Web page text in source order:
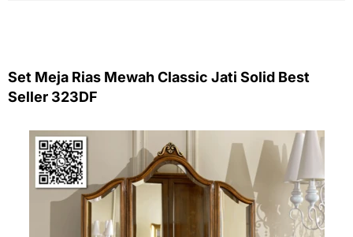
Set Meja Rias Mewah Classic Jati Solid Best
Seller 323DF